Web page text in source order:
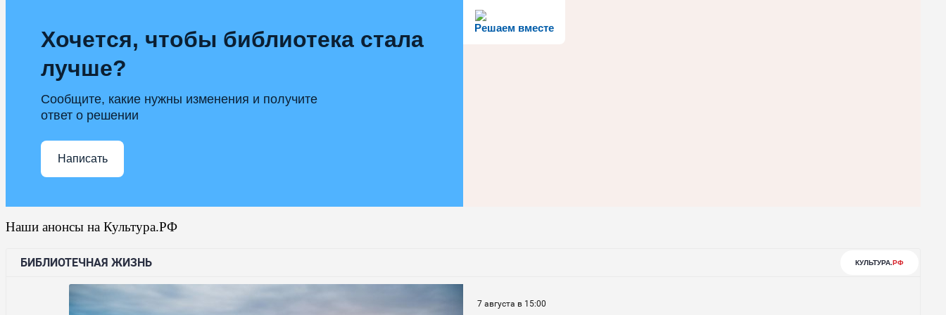
Решаем вместе
Хочется, чтобы библиотека стала
лучше?
Сообщите, какие нужны изменения и получите
ответ о решении
Написать
Наши анонсы на Культура.РФ